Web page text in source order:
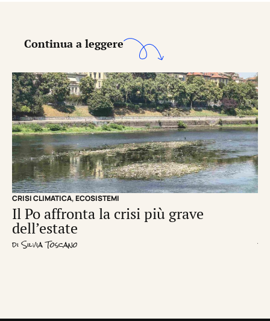
Continua a leggere
CRISI CLIMATICA,ECOSISTEMI
Il Po affronta la crisi più grave
dell’estate
diSilvia Toscano